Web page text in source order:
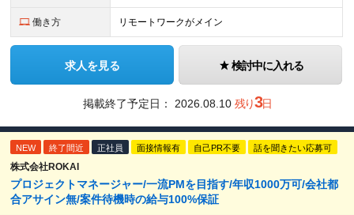
働き方 リモートワークがメイン
求人を見る 検討中に入れる
掲載終了予定日： 2026.08.10 残り3日
NEW 終了間近 正社員 面接情報有 自己PR不要 話を聞きたい応募可
株式会社ROKAI
プロジェクトマネージャー/一流PMを目指す/年収1000万可/会社都
合アサイン無/案件待機時の給与100%保証